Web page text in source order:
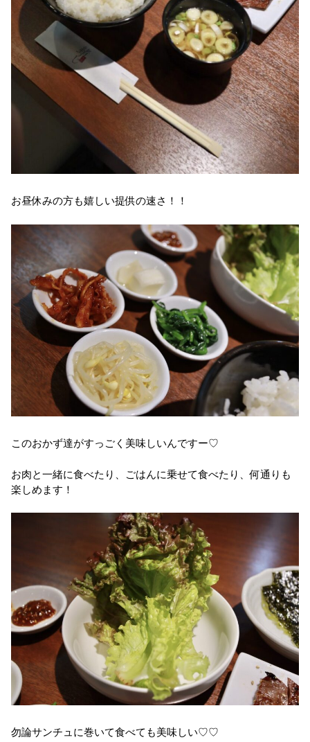
お昼休みの方も嬉しい提供の速さ！！
このおかず達がすっごく美味しいんですー♡
お肉と一緒に食べたり、ごはんに乗せて食べたり、何通りも
楽しめます！
勿論サンチュに巻いて食べても美味しい♡♡